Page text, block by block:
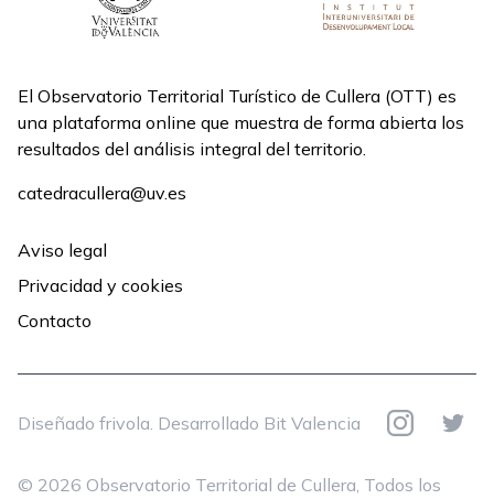
El Observatorio Territorial Turístico de Cullera (OTT) es
una plataforma online que muestra de forma abierta los
resultados del análisis integral del territorio.
catedracullera@uv.es
Aviso legal
Privacidad y cookies
Contacto
Diseñado frivola. Desarrollado Bit Valencia Instagram
© 2026 Observatorio Territorial de Cullera, Todos los